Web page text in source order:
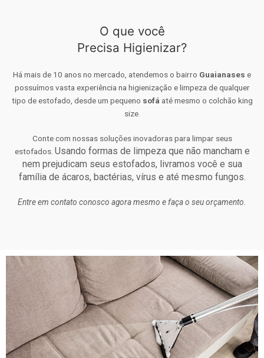
O que você
Precisa Higienizar?
Há mais de 10 anos no mercado, atendemos o bairro Guaianases e
possuímos vasta experiência na higienização e limpeza de qualquer
tipo de estofado, desde um pequeno sofá até mesmo o colchão king
size.
Conte com nossas soluções inovadoras para limpar seus
estofados. Usando formas de limpeza que não mancham e
nem prejudicam seus estofados, livramos você e sua
família de ácaros, bactérias, vírus e até mesmo fungos.
Entre em contato conosco agora mesmo e faça o seu orçamento.